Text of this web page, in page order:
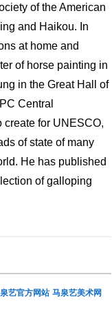
of the American
and Haikou. In
at home and
of horse painting in
in the Great Hall of
Central
create for UNESCO,
of state of many
He has published
of galloping
艺官方网站 马泉艺美术网